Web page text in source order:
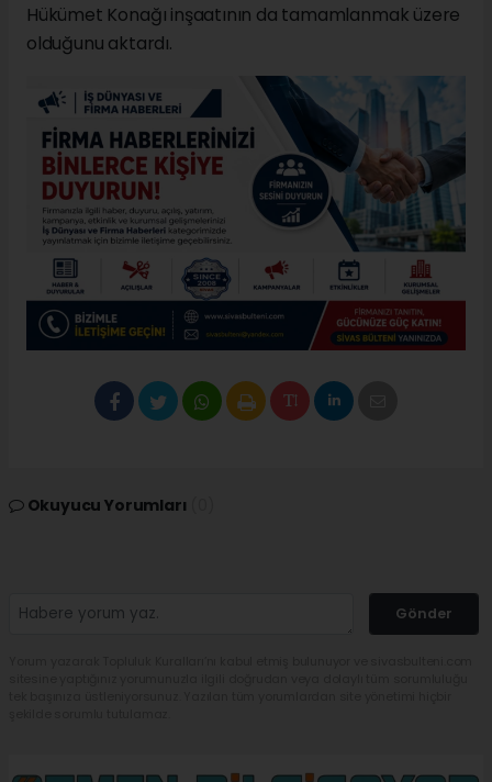
Hükümet Konağı inşaatının da tamamlanmak üzere
olduğunu aktardı.
Okuyucu Yorumları
Gönder